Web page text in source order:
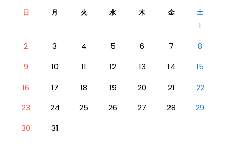
日 月 火 水 木 金 土
1
2
3 4 5 6 7
8
9
10 11 12 13 14
15
16
17 18 19 20 21
22
23
24 25 26 27 28
29
30
31